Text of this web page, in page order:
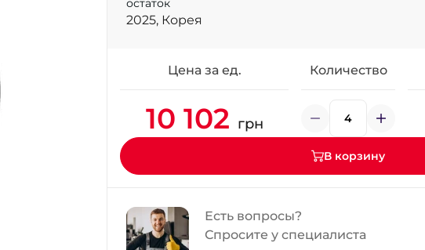
остаток
2025, Корея
Цена за ед. Количество
10 102 грн
В корзину
Есть вопросы?
Спросите у специалиста